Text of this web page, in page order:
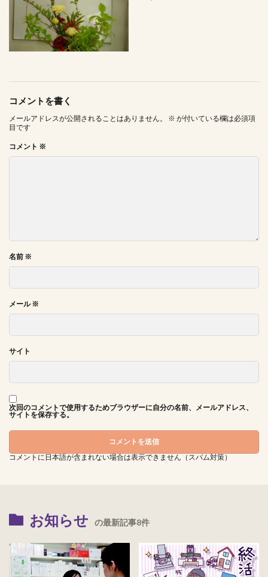
コメントを書く
メールアドレスが公開されることはありません。 ※ が付いている欄は必須項
目です
コメント ※
名前 ※
メール※
サイト
次回のコメントで使用するためブラウザーに自分の名前、メールアドレス、
サイトを保存する。
コメントに日本語が含まれない場合は表示できません（スパム対策）
お知らせ の最新記事8件